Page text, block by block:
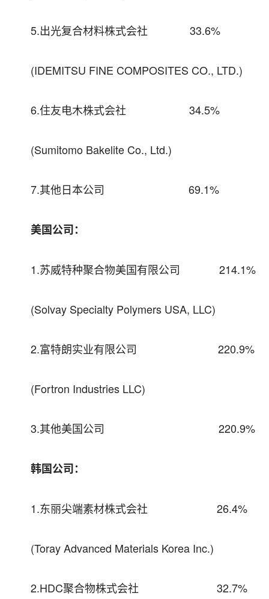
5.出光复合材料株式会社 33.6%
(IDEMITSU FINE COMPOSITES CO., LTD.)
6.住友电木株式会社 34.5%
(Sumitomo Bakelite Co., Ltd.)
7.其他日本公司 69.1%
美国公司：
1.苏威特种聚合物美国有限公司 214.1%
(Solvay Specialty Polymers USA, LLC)
2.富特朗实业有限公司 220.9%
(Fortron Industries LLC)
3.其他美国公司 220.9%
韩国公司：
1.东丽尖端素材株式会社 26.4%
(Toray Advanced Materials Korea Inc.)
2.HDC聚合物株式会社 32.7%